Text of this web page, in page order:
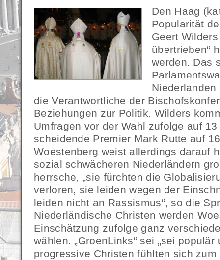
Den Haag
Popularität
Geert
übertrieben“
werden. Das
die Verantwortliche der
Beziehungen zur Politik. Wilders
Umfragen vor der Wahl zufolge auf
scheidende Premier Mark Rutte auf
Woestenberg weist allerdings darauf
sozial schwächeren Niederländern
herrsche, „sie fürchten die
verloren, sie leiden wegen der
leiden nicht an Rassismus“, so die
Niederländische Christen werden
Einschätzung zufolge ganz
wählen. „GroenLinks“ sei „sei
progressive Christen fühlten sich zum